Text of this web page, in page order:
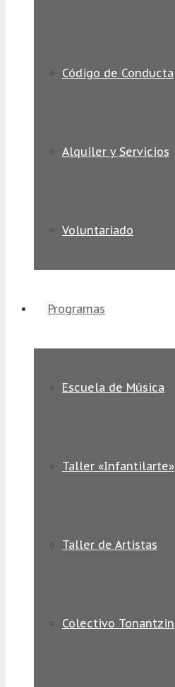
Código de Conducta
Alquiler y Servicios
Voluntariado
Programas
Escuela de Música
Taller «Infantilarte»
Taller de Artistas
Colectivo Tonantzin